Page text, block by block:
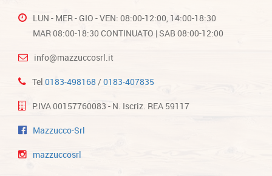
LUN - MER - GIO - VEN: 08:00-12:00, 14:00-18:30
MAR 08:00-18:30 CONTINUATO | SAB 08:00-12:00
info@mazzuccosrl.it
Tel 0183-498168 /0183-407835
P.IVA 00157760083 - N. Iscriz. REA 59117
Mazzucco-Srl
mazzuccosrl